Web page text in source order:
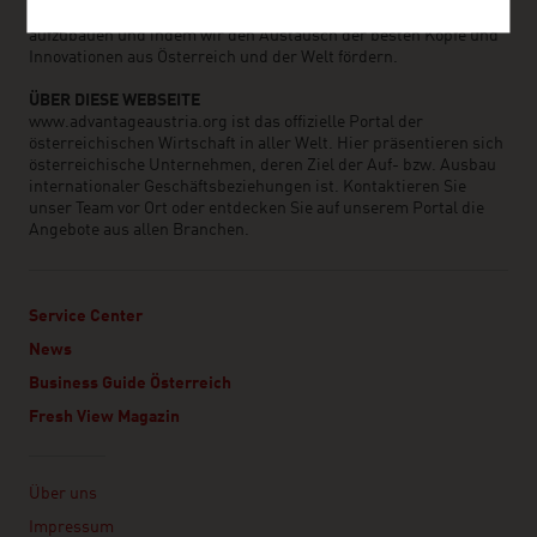
aufzubauen und indem wir den Austausch der besten Köpfe und
Innovationen aus Österreich und der Welt fördern.
ÜBER DIESE WEBSEITE
www.advantageaustria.org ist das offizielle Portal der
österreichischen Wirtschaft in aller Welt. Hier präsentieren sich
österreichische Unternehmen, deren Ziel der Auf- bzw. Ausbau
internationaler Geschäftsbeziehungen ist. Kontaktieren Sie
unser Team vor Ort oder entdecken Sie auf unserem Portal die
Angebote aus allen Branchen.
Service Center
News
Business Guide Österreich
Fresh View Magazin
Über uns
Impressum